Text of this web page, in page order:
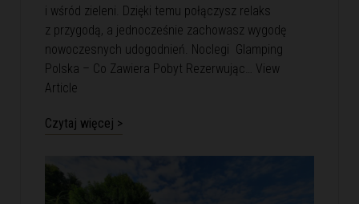
i wśród zieleni. Dzięki temu połączysz relaks
z przygodą, a jednocześnie zachowasz wygodę
nowoczesnych udogodnień. Noclegi Glamping
Polska – Co Zawiera Pobyt Rezerwując… View
Article
Czytaj więcej >